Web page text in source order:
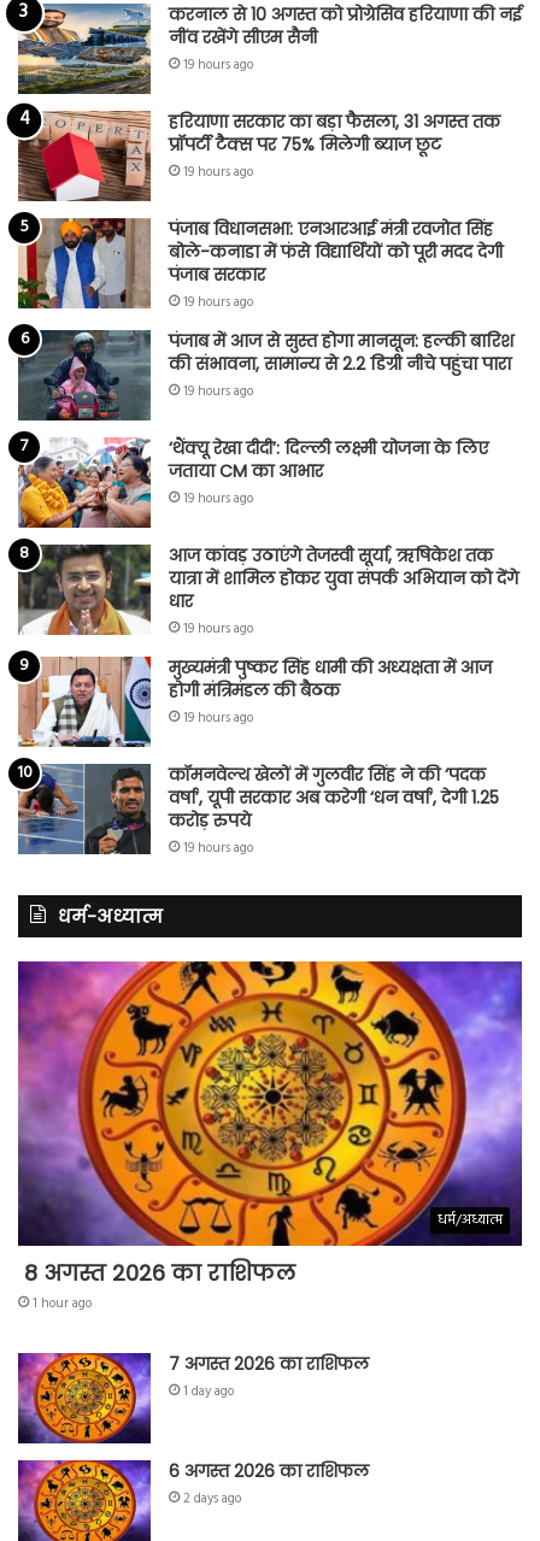
करनाल से 10 अगस्त को प्रोग्रेसिव हरियाणा की नई
नींव रखेंगे सीएम सैनी
19 hours ago
हरियाणा सरकार का बड़ा फैसला, 31 अगस्त तक
प्रॉपर्टी टैक्स पर 75% मिलेगी ब्याज छूट
19 hours ago
पंजाब विधानसभा: एनआरआई मंत्री रवजोत सिंह
बोले-कनाडा में फंसे विद्यार्थियों को पूरी मदद देगी
पंजाब सरकार
19 hours ago
पंजाब में आज से सुस्त होगा मानसून: हल्की बारिश
की संभावना, सामान्य से 2.2 डिग्री नीचे पहुंचा पारा
19 hours ago
‘थैंक्यू रेखा दीदी’: दिल्ली लक्ष्मी योजना के लिए
जताया CM का आभार
19 hours ago
आज कांवड़ उठाएंगे तेजस्वी सूर्या, ऋषिकेश तक
यात्रा में शामिल होकर युवा संपर्क अभियान को देंगे
धार
19 hours ago
मुख्यमंत्री पुष्कर सिंह धामी की अध्यक्षता में आज
होगी मंत्रिमंडल की बैठक
19 hours ago
कॉमनवेल्थ खेलों में गुलवीर सिंह ने की ‘पदक
वर्षा’, यूपी सरकार अब करेगी ‘धन वर्षा’, देगी 1.25
करोड़ रुपये
19 hours ago
धर्म-अध्यात्म
धर्म/अध्यात्म
8 अगस्त 2026 का राशिफल
1 hour ago
7 अगस्त 2026 का राशिफल
1 day ago
6 अगस्त 2026 का राशिफल
2 days ago